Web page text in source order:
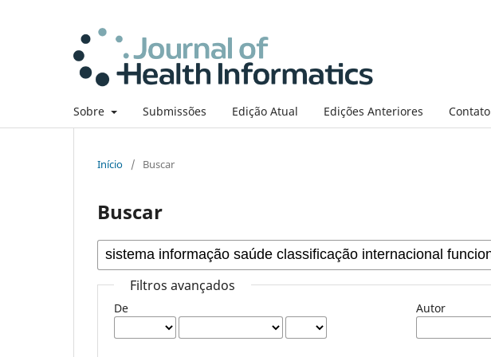
Sobre Submissões Edição Atual Edições Anteriores Contato
Início / Buscar
Buscar
Filtros avançados
De Autor